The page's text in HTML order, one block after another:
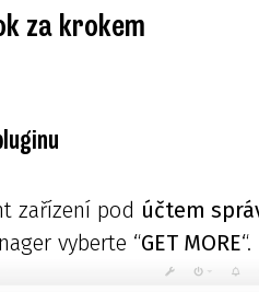
za krokem
zařízení pod účtem
vyberte “GET MORE“.